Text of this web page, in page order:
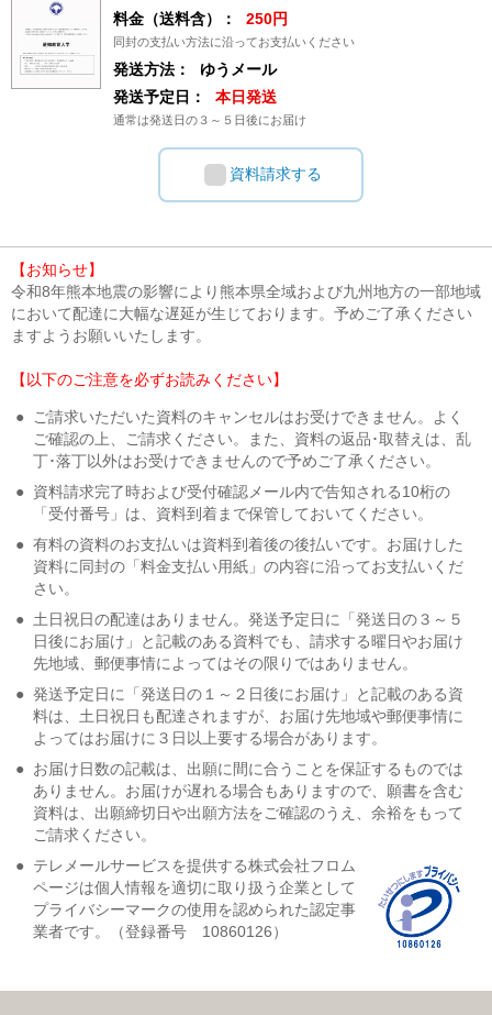
料金（送料含）： 250円
同封の支払い方法に沿ってお支払いください
発送方法：
ゆうメール
発送予定日：
本日発送
通常は発送日の３～５日後にお届け
資料請求する
【お知らせ】
令和8年熊本地震の影響により熊本県全域および九州地方の一部地域
において配達に大幅な遅延が生じております。予めご了承ください
ますようお願いいたします。
【以下のご注意を必ずお読みください】
●
ご請求いただいた資料のキャンセルはお受けできません。よく
ご確認の上、ご請求ください。また、資料の返品･取替えは、乱
丁･落丁以外はお受けできませんので予めご了承ください。
● 資料請求完了時および受付確認メール内で告知される10桁の
「受付番号」は、資料到着まで保管しておいてください。
● 有料の資料のお支払いは資料到着後の後払いです。お届けした
資料に同封の「料金支払い用紙」の内容に沿ってお支払いくだ
さい。
● 土日祝日の配達はありません。発送予定日に「発送日の３～５
日後にお届け」と記載のある資料でも、請求する曜日やお届け
先地域、郵便事情によってはその限りではありません。
● 発送予定日に「発送日の１～２日後にお届け」と記載のある資
料は、土日祝日も配達されますが、お届け先地域や郵便事情に
よってはお届けに３日以上要する場合があります。
● お届け日数の記載は、出願に間に合うことを保証するものでは
ありません。お届けが遅れる場合もありますので、願書を含む
資料は、出願締切日や出願方法をご確認のうえ、余裕をもって
ご請求ください。
● テレメールサービスを提供する株式会社フロム
ページは個人情報を適切に取り扱う企業として
プライバシーマークの使用を認められた認定事
業者です。（登録番号 10860126）